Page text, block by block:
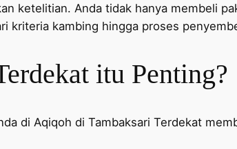
ketelitian. Anda tidak hanya membeli
kriteria kambing hingga proses
itu Penting?
di Aqiqoh di Tambaksari Terdekat